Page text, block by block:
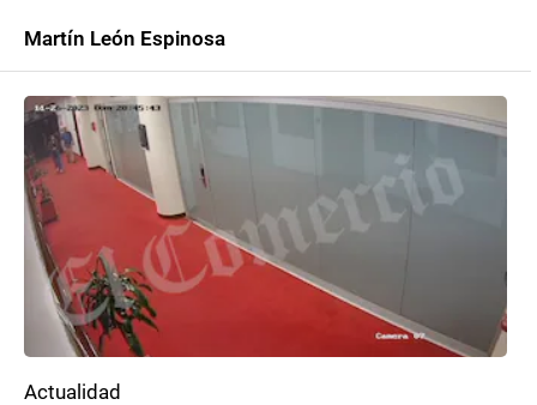
Martín León Espinosa
Actualidad